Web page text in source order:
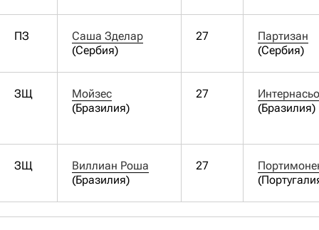
ПЗ
Саша Зделар
(Сербия)
27
Партизан
(Сербия)
ЗЩ
Мойзес
(Бразилия)
27
(Бразилия)
ЗЩ
Виллиан Роша
(Бразилия)
27